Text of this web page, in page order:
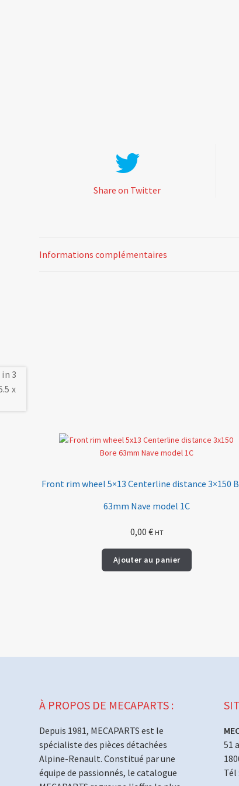
Share on Twitter
Informations complémentaires
Front rim wheel 5×13 Centerline distance 3×150
63mm Nave model 1C
0,00 € HT
Ajouter au panier
À PROPOS DE MECAPARTS :
Depuis 1981, MECAPARTS est le
spécialiste des pièces détachées
Alpine-Renault. Constitué par une
équipe de passionnés, le catalogue
51
Tél